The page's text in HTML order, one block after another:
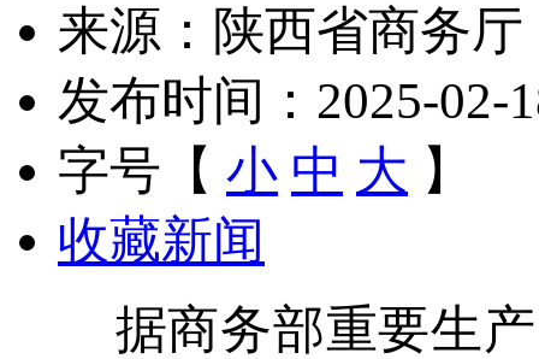
来源：陕西省商务厅
发布时间：2025-02-
字号【 小 中 大 】
收藏新闻
据商务部重要生产